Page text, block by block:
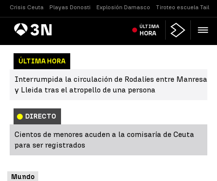
Crisis Ceuta Playas Donosti Explosión Damasco Tiroteo escuela
AntenaNoticias ÚLTIMA
HORA
ÚLTIMA HORA
Interrumpida la circulación de Rodalíes entre Manresa
y Lleida tras el atropello de una persona
DIRECTO
Cientos de menores acuden a la comisaría de Ceuta
para ser registrados
Mundo